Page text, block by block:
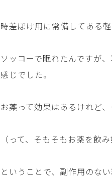
時差ぼけ用に常備してある
ソッコーで眠れたんですが
感じでした。
お薬って効果はあるけれど
（って、そもそもお薬を飲
ということで、副作用のな